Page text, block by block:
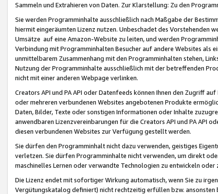
Sammeln und Extrahieren von Daten. Zur Klarstellung: Zu den
Sie werden Programminhalte ausschließlich nach Maßgabe der
hiermit eingeräumten Lizenz nutzen. Unbeschadet des Vorstehenden
Umsätze auf eine Amazon-Website zu leiten, und werden
Verbindung mit Programminhalten Besucher auf andere Websites als
unmittelbarem Zusammenhang mit den Programminhalten stehen,
Nutzung der Programminhalte ausschließlich mit der betreffenden
nicht mit einer anderen Webpage verlinken.
Creators API und PA API oder Datenfeeds können Ihnen den Zugriff
oder mehreren verbundenen Websites angebotenen Produkte
Daten, Bilder, Texte oder sonstigen Informationen oder Inhalte
anwendbaren Lizenzvereinbarungen für die Creators API und PA API
diesen verbundenen Websites zur Verfügung gestellt werden.
Sie dürfen den Programminhalt nicht dazu verwenden, geistiges
verletzen. Sie dürfen Programminhalte nicht verwenden, um direkt
maschinelles Lernen oder verwandte Technologien zu entwickeln
Die Lizenz endet mit sofortiger Wirkung automatisch, wenn Sie zu
Vergütungskatalog definiert) nicht rechtzeitig erfüllen bzw. ansonsten